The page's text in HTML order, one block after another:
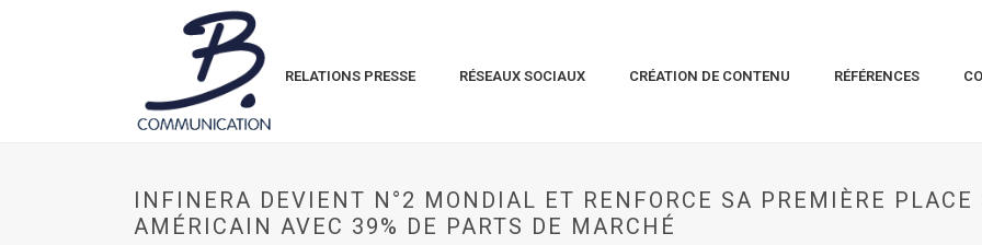
RELATIONS PRESSE RÉSEAUX SOCIAUX CRÉATION DE CONTENU RÉFÉRENCES
INFINERA DEVIENT N°2 MONDIAL ET RENFORCE SA PREMIÈRE PLACE
AMÉRICAIN AVEC 39% DE PARTS DE MARCHÉ